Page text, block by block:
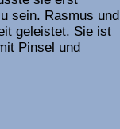
sein. Rasmus und
geleistet. Sie ist
Pinsel und